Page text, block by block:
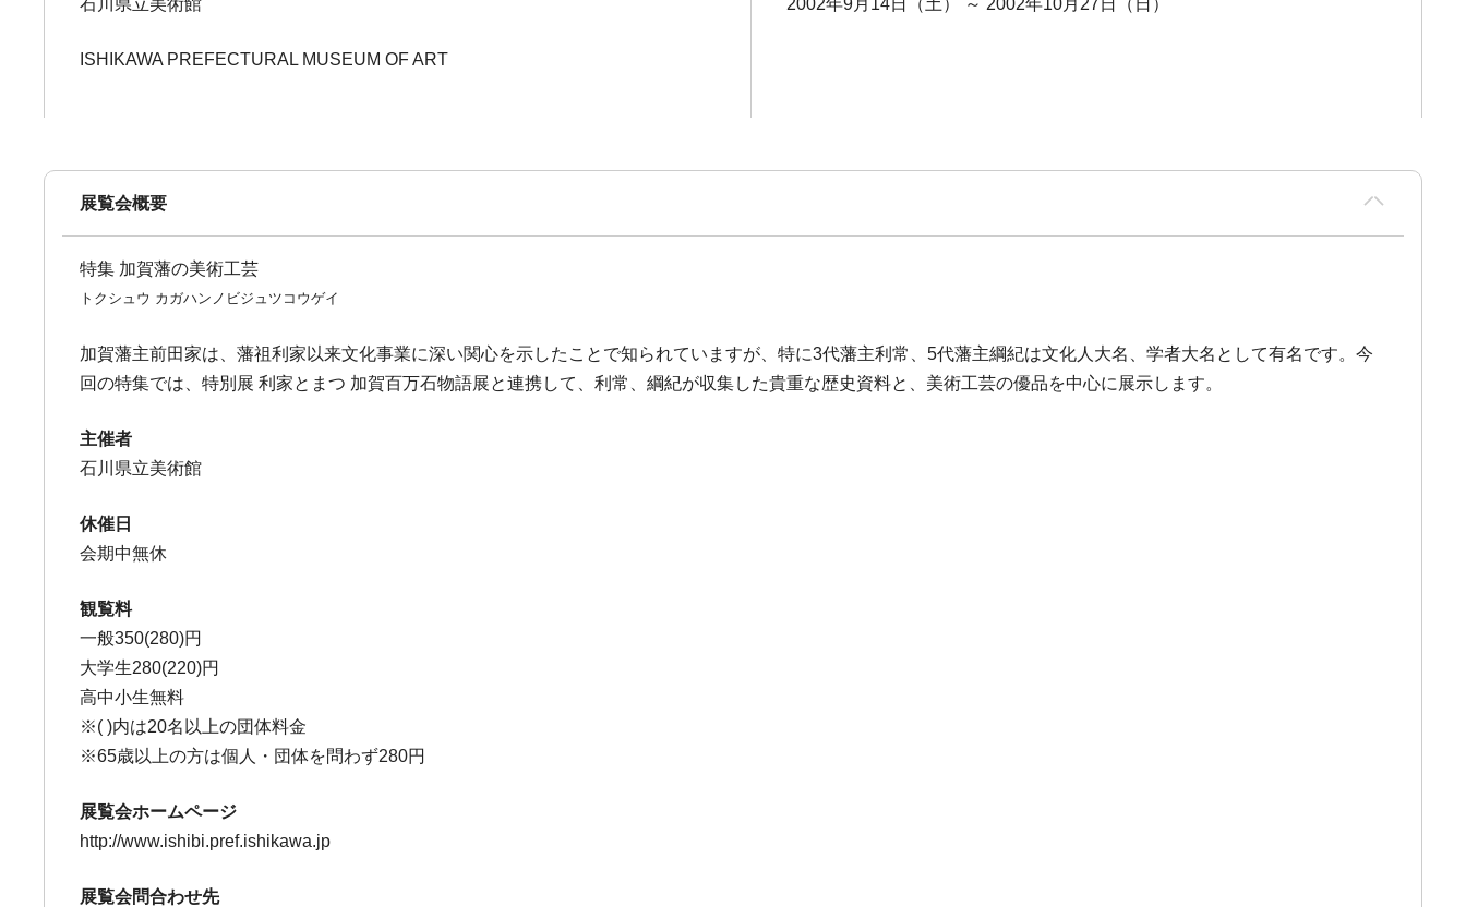
石川県立美術館
ISHIKAWA PREFECTURAL MUSEUM OF ART
2002年9月14日（土） ～ 2002年10月27日（日）
展覧会概要
特集 加賀藩の美術工芸
トクシュウ カガハンノビジュツコウゲイ
加賀藩主前田家は、藩祖利家以来文化事業に深い関心を示したことで知られていますが、特に3代藩主利常、5代藩主綱紀は文化人大名、学者大名として有名です。今
回の特集では、特別展 利家とまつ 加賀百万石物語展と連携して、利常、綱紀が収集した貴重な歴史資料と、美術工芸の優品を中心に展示します。
主催者
石川県立美術館
休催日
会期中無休
観覧料
一般350(280)円
大学生280(220)円
高中小生無料
※( )内は20名以上の団体料金
※65歳以上の方は個人・団体を問わず280円
展覧会ホームページ
http://www.ishibi.pref.ishikawa.jp
展覧会問合わせ先